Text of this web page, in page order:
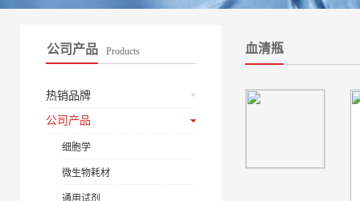
公司产品 Products
热销品牌
公司产品
细胞学
微生物耗材
通用试剂
血清瓶